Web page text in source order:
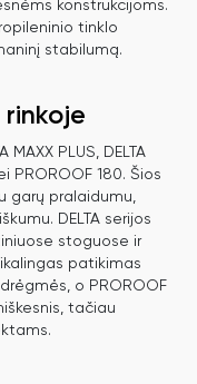
konstrukcijoms.
tinklo
stabilumą.
PLUS, DELTA
PROROOF 180. Šios
garų pralaidumu,
DELTA serijos
stoguose ir
patikimas
o PROROOF
tačiau